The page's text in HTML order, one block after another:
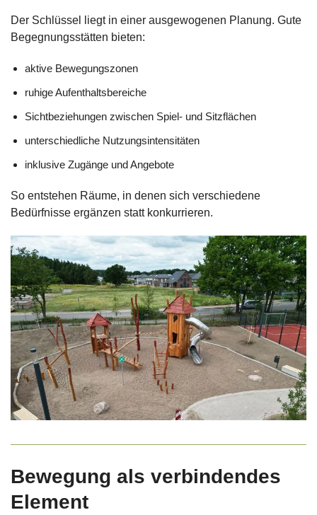
Der Schlüssel liegt in einer ausgewogenen Planung. Gute
Begegnungsstätten bieten:
aktive Bewegungszonen
ruhige Aufenthaltsbereiche
Sichtbeziehungen zwischen Spiel- und Sitzflächen
unterschiedliche Nutzungsintensitäten
inklusive Zugänge und Angebote
So entstehen Räume, in denen sich verschiedene
Bedürfnisse ergänzen statt konkurrieren.
Bewegung als verbindendes
Element